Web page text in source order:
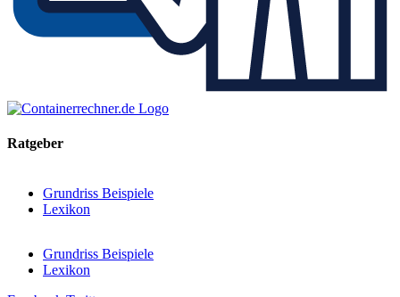
Ratgeber
Grundriss Beispiele
Lexikon
Grundriss Beispiele
Lexikon